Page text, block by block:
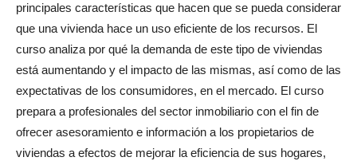
principales características que hacen que se pueda considerar
que una vivienda hace un uso eficiente de los recursos. El
curso analiza por qué la demanda de este tipo de viviendas
está aumentando y el impacto de las mismas, así como de las
expectativas de los consumidores, en el mercado. El curso
prepara a profesionales del sector inmobiliario con el fin de
ofrecer asesoramiento e información a los propietarios de
viviendas a efectos de mejorar la eficiencia de sus hogares,